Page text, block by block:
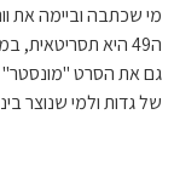
מי שכתבה וביימה את
ה49 היא תסריטאית, במאית קולנוע וטלוויזיה
גם את הסרט
של גדות ולמי שנוצר